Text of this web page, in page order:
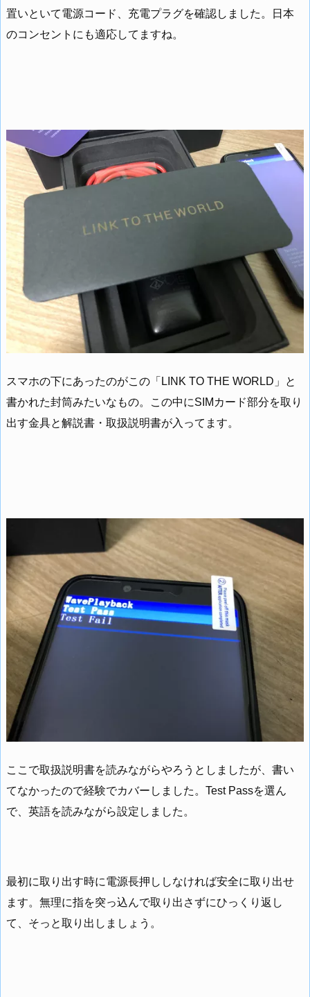
置いといて電源コード、充電プラグを確認しました。日本
のコンセントにも適応してますね。
スマホの下にあったのがこの「LINK TO THE WORLD」と
書かれた封筒みたいなもの。この中にSIMカード部分を取り
出す金具と解説書・取扱説明書が入ってます。
ここで取扱説明書を読みながらやろうとしましたが、書い
てなかったので経験でカバーしました。Test Passを選ん
で、英語を読みながら設定しました。
最初に取り出す時に電源長押ししなければ安全に取り出せ
ます。無理に指を突っ込んで取り出さずにひっくり返し
て、そっと取り出しましょう。